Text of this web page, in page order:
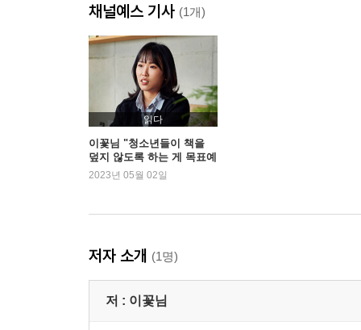
16. 은유에게
17. 과거에게
18. 미래의 은유에게
19. 이름 똑같은 ‘언니’에게
20. 고통과 시련을 준 은유에게
21. 정말정말 미안한 언니에게
22. 굳게 믿는 동생에게
23. 즐거운 하루를 보내고 있을 언니에게
24. 미래의 동생에게
28. 불쌍한 동생에게
29. 일백 퍼센트 믿는 언니에게
30. 날 걱정해 주는 고마운 동생에게
채널예스 기사 (1개)
읽다
이꽃님 "청소년들이 책을
덮지 않도록 하는 게 목표예
요"
2023년 05월 02일
저자 소개 (1명)
저 : 이꽃님